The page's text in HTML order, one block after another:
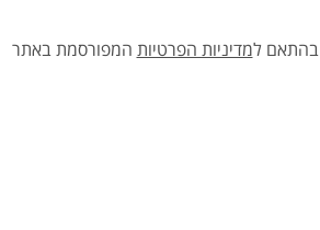
בהתאם למדיניות הפרטיות המפורסמת באתר